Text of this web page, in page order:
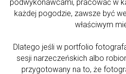
podwykonawcami, pracować w
każdej pogodzie, zawsze być
właściwym
Dlatego jeśli w portfolio
sesji narzeczeńskich albo
przygotowany na to, że